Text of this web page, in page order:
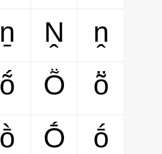
ṉ Ṋ
ṋ
ṍ Ṏ
ṏ
ṑ Ṓ
ṓ